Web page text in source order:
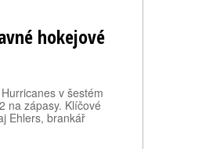
hokejové
v šestém
na zápasy. Klíčové
Ehlers, brankář